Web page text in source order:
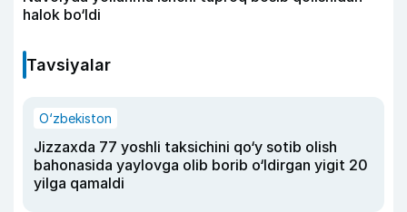
halok bo‘ldi
Tavsiyalar
O‘zbekiston
Jizzaxda 77 yoshli taksichini qo‘y sotib olish
bahonasida yaylovga olib borib o‘ldirgan yigit 20
yilga qamaldi